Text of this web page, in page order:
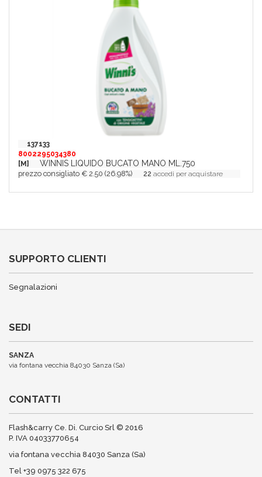
137133
8002295034380
[M]
WINNIS LIQUIDO BUCATO MANO ML.750
prezzo consigliato € 2.50 (26.98%) 22 accedi per acquistare
SUPPORTO CLIENTI
Segnalazioni
SEDI
SANZA
via fontana vecchia 84030 Sanza (Sa)
CONTATTI
Flash&carry Ce. Di. Curcio Srl © 2016
P. IVA 04033770654
via fontana vecchia 84030 Sanza (Sa)
Tel +39 0975 322 675